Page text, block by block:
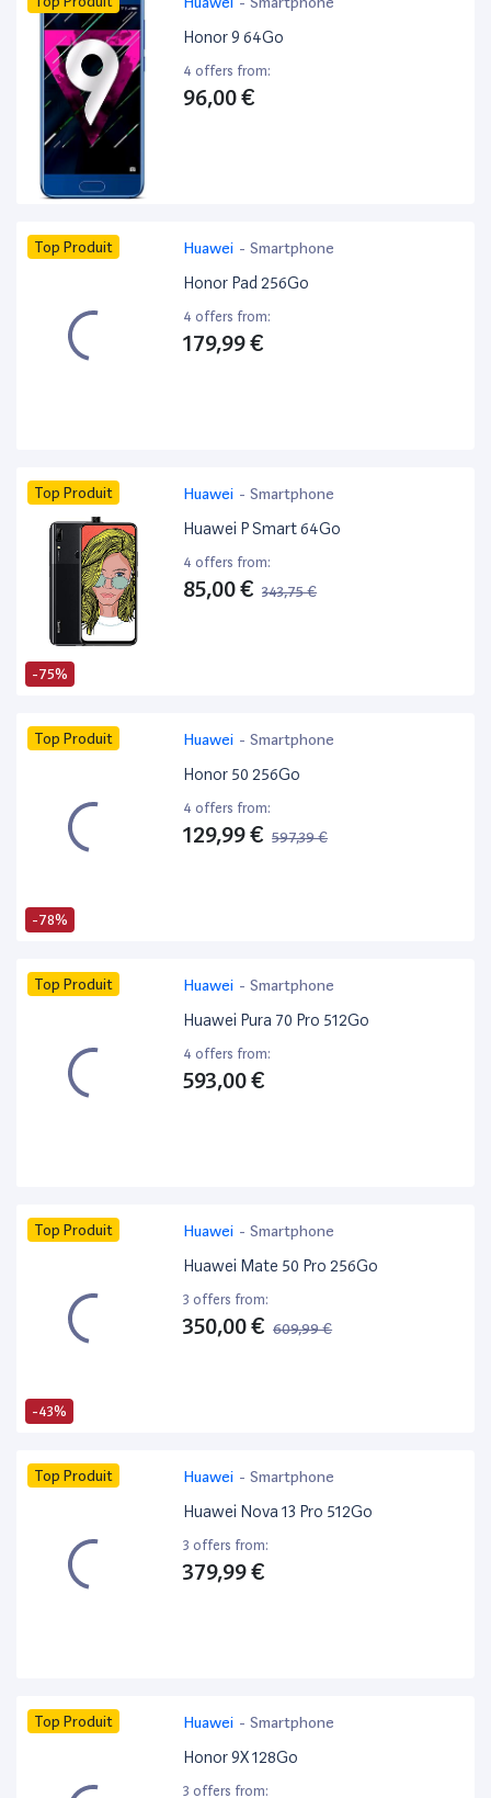
Honor 9 64Go
4 offers from:
96,00 €
Top Produit Huawei - Smartphone
Honor Pad 256Go
4 offers from:
179,99 €
-75%
Top Produit Huawei - Smartphone
Huawei P Smart 64Go
4 offers from:
85,00 € 343,75 €
-78%
Top Produit Huawei - Smartphone
Honor 50 256Go
4 offers from:
129,99 € 597,39 €
Top Produit Huawei - Smartphone
Huawei Pura 70 Pro 512Go
4 offers from:
593,00 €
-43%
Top Produit Huawei - Smartphone
Huawei Mate 50 Pro 256Go
3 offers from:
350,00 € 609,99 €
Top Produit Huawei - Smartphone
Huawei Nova 13 Pro 512Go
3 offers from:
379,99 €
Top Produit Huawei - Smartphone
Honor 9X 128Go
3 offers from: